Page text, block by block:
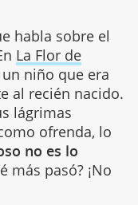
habla sobre el
La Flor de
niño que era
al recién nacido.
lágrimas
ofrenda, lo
no es lo
más pasó? ¡No